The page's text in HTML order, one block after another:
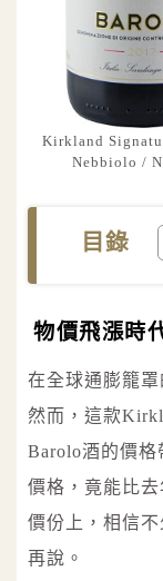
Kirkland
Nebbiolo /
目錄
物價飛漲時
在全球通膨籠
然而，這款
Barolo酒的價格
價格，竟能比
價份上，相信
再說。